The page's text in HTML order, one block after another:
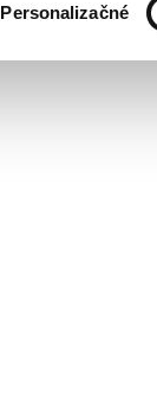
Personalizačné